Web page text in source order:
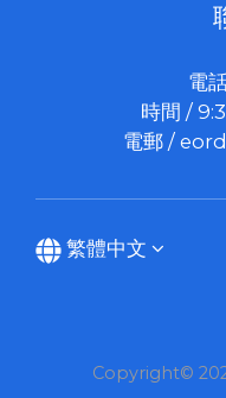
電
時間 /
電郵 /
繁體中文
Copyright©